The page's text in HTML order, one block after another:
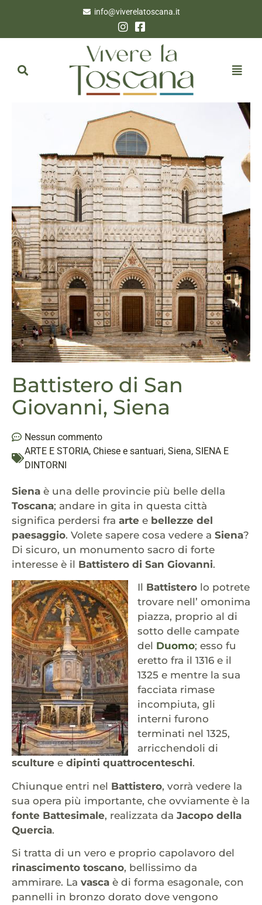
info@viverelatoscana.it
Battistero di San
Giovanni, Siena
Nessun commento
ARTE E STORIA, Chiese e santuari, Siena, SIENA E
DINTORNI
Siena è una delle provincie più belle della
Toscana; andare in gita in questa città
significa perdersi fra arte e bellezze del
paesaggio. Volete sapere cosa vedere a Siena?
Di sicuro, un monumento sacro di forte
interesse è il Battistero di San Giovanni.
Il Battistero lo potrete
trovare nell’ omonima
piazza, proprio al di
sotto delle campate
del Duomo; esso fu
eretto fra il 1316 e il
1325 e mentre la sua
facciata rimase
incompiuta, gli
interni furono
terminati nel 1325,
arricchendoli di
sculture e dipinti quattrocenteschi.
Chiunque entri nel Battistero, vorrà vedere la
sua opera più importante, che ovviamente è la
fonte Battesimale, realizzata da Jacopo della
Quercia.
Si tratta di un vero e proprio capolavoro del
rinascimento toscano, bellissimo da
ammirare. La vasca è di forma esagonale, con
pannelli in bronzo dorato dove vengono